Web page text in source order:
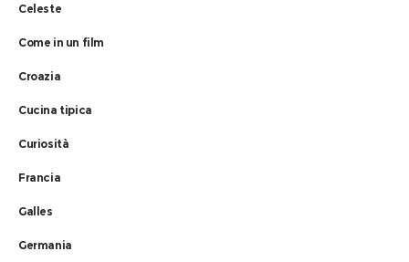
Celeste
Come in un film
Croazia
Cucina tipica
Curiosità
Francia
Galles
Germania